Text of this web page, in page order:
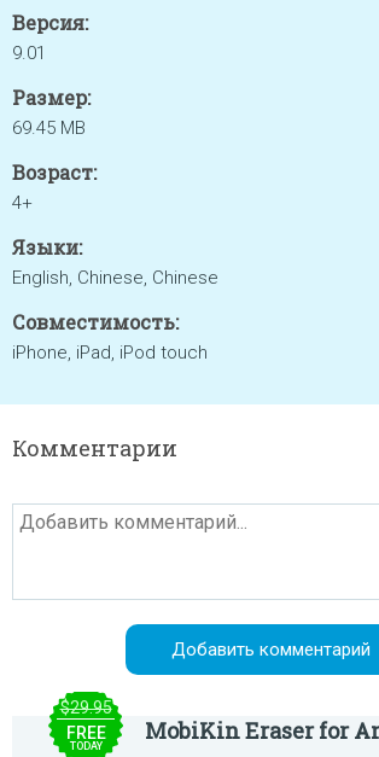
Версия:
9.01
Размер:
69.45 MB
Возраст:
4+
Языки:
English, Chinese, Chinese
Совместимость:
iPhone, iPad, iPod touch
Комментарии
$29.95
FREE
TODAY
MobiKin Eraser for